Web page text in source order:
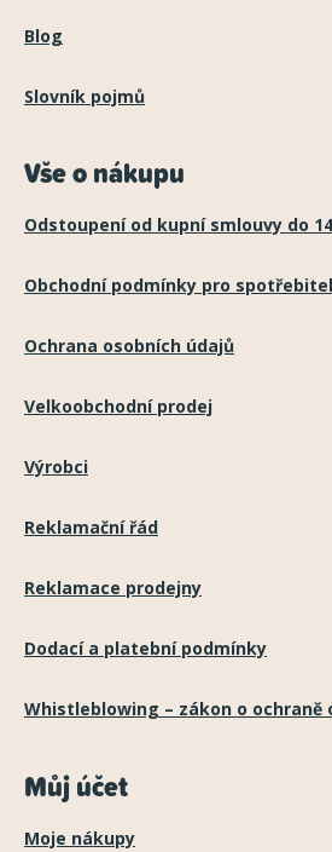
Blog
Slovník pojmů
Vše o nákupu
Odstoupení od kupní smlouvy do
Obchodní podmínky pro
Ochrana osobních údajů
Velkoobchodní prodej
Výrobci
Reklamační řád
Reklamace prodejny
Dodací a platební podmínky
Whistleblowing – zákon o ochraně
Můj účet
Moje nákupy